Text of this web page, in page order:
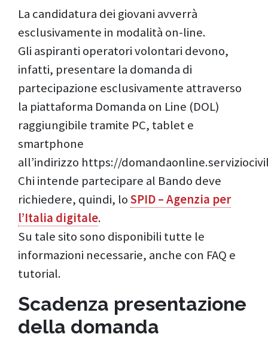
La candidatura dei giovani avverrà
esclusivamente in modalità on-line.
Gli aspiranti operatori volontari devono,
infatti, presentare la domanda di
partecipazione esclusivamente attraverso
la piattaforma Domanda on Line (DOL)
raggiungibile tramite PC, tablet e
smartphone
all’indirizzo https://
Chi intende partecipare al Bando deve
richiedere, quindi, loSPID – Agenzia per
l’Italia digitale.
Su tale sito sono disponibili tutte le
informazioni necessarie, anche con FAQ e
tutorial.
Scadenza presentazione
della domanda